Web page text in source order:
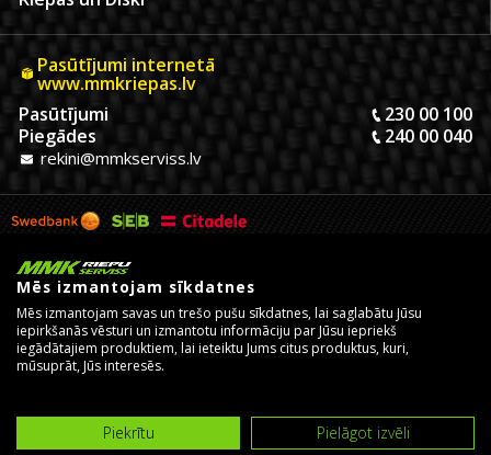
Pasūtījumi internetā
www.mmkriepas.lv
Pasūtījumi
230 00 100
Piegādes
240 00 040
rekini@mmkserviss.lv
Izstrādāja un uztur
eComStrive digitālā aģentūra
Mēs izmantojam sīkdatnes
Mēs izmantojam savas un trešo pušu sīkdatnes, lai saglabātu Jūsu
iepirkšanās vēsturi un izmantotu informāciju par Jūsu iepriekš
iegādātajiem produktiem, lai ieteiktu Jums citus produktus, kuri,
mūsuprāt, Jūs interesēs.
Piekrītu Pielāgot izvēli